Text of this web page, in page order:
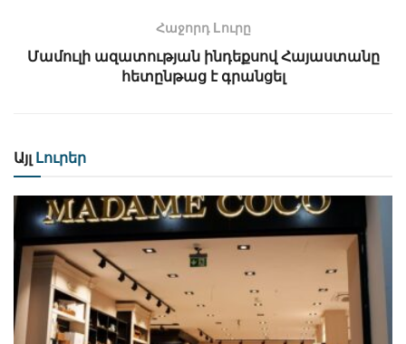
Հաջորդ Lուրը
Մամուլի ազատության ինդեքսով Հայաստանը
հետընթաց է գրանցել
Այլ Լուրեր